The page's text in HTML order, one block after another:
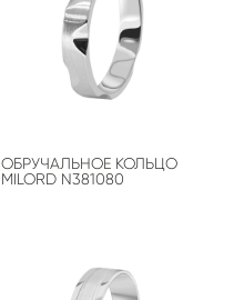
ОБРУЧАЛЬНОЕ КОЛЬЦО
MILORD N381080